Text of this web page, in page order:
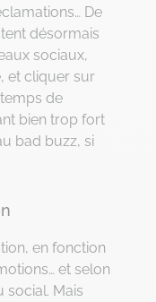
De
désormais
sociaux,
et cliquer sur
temps de
bien trop fort
bad buzz, si
en fonction
et selon
social. Mais